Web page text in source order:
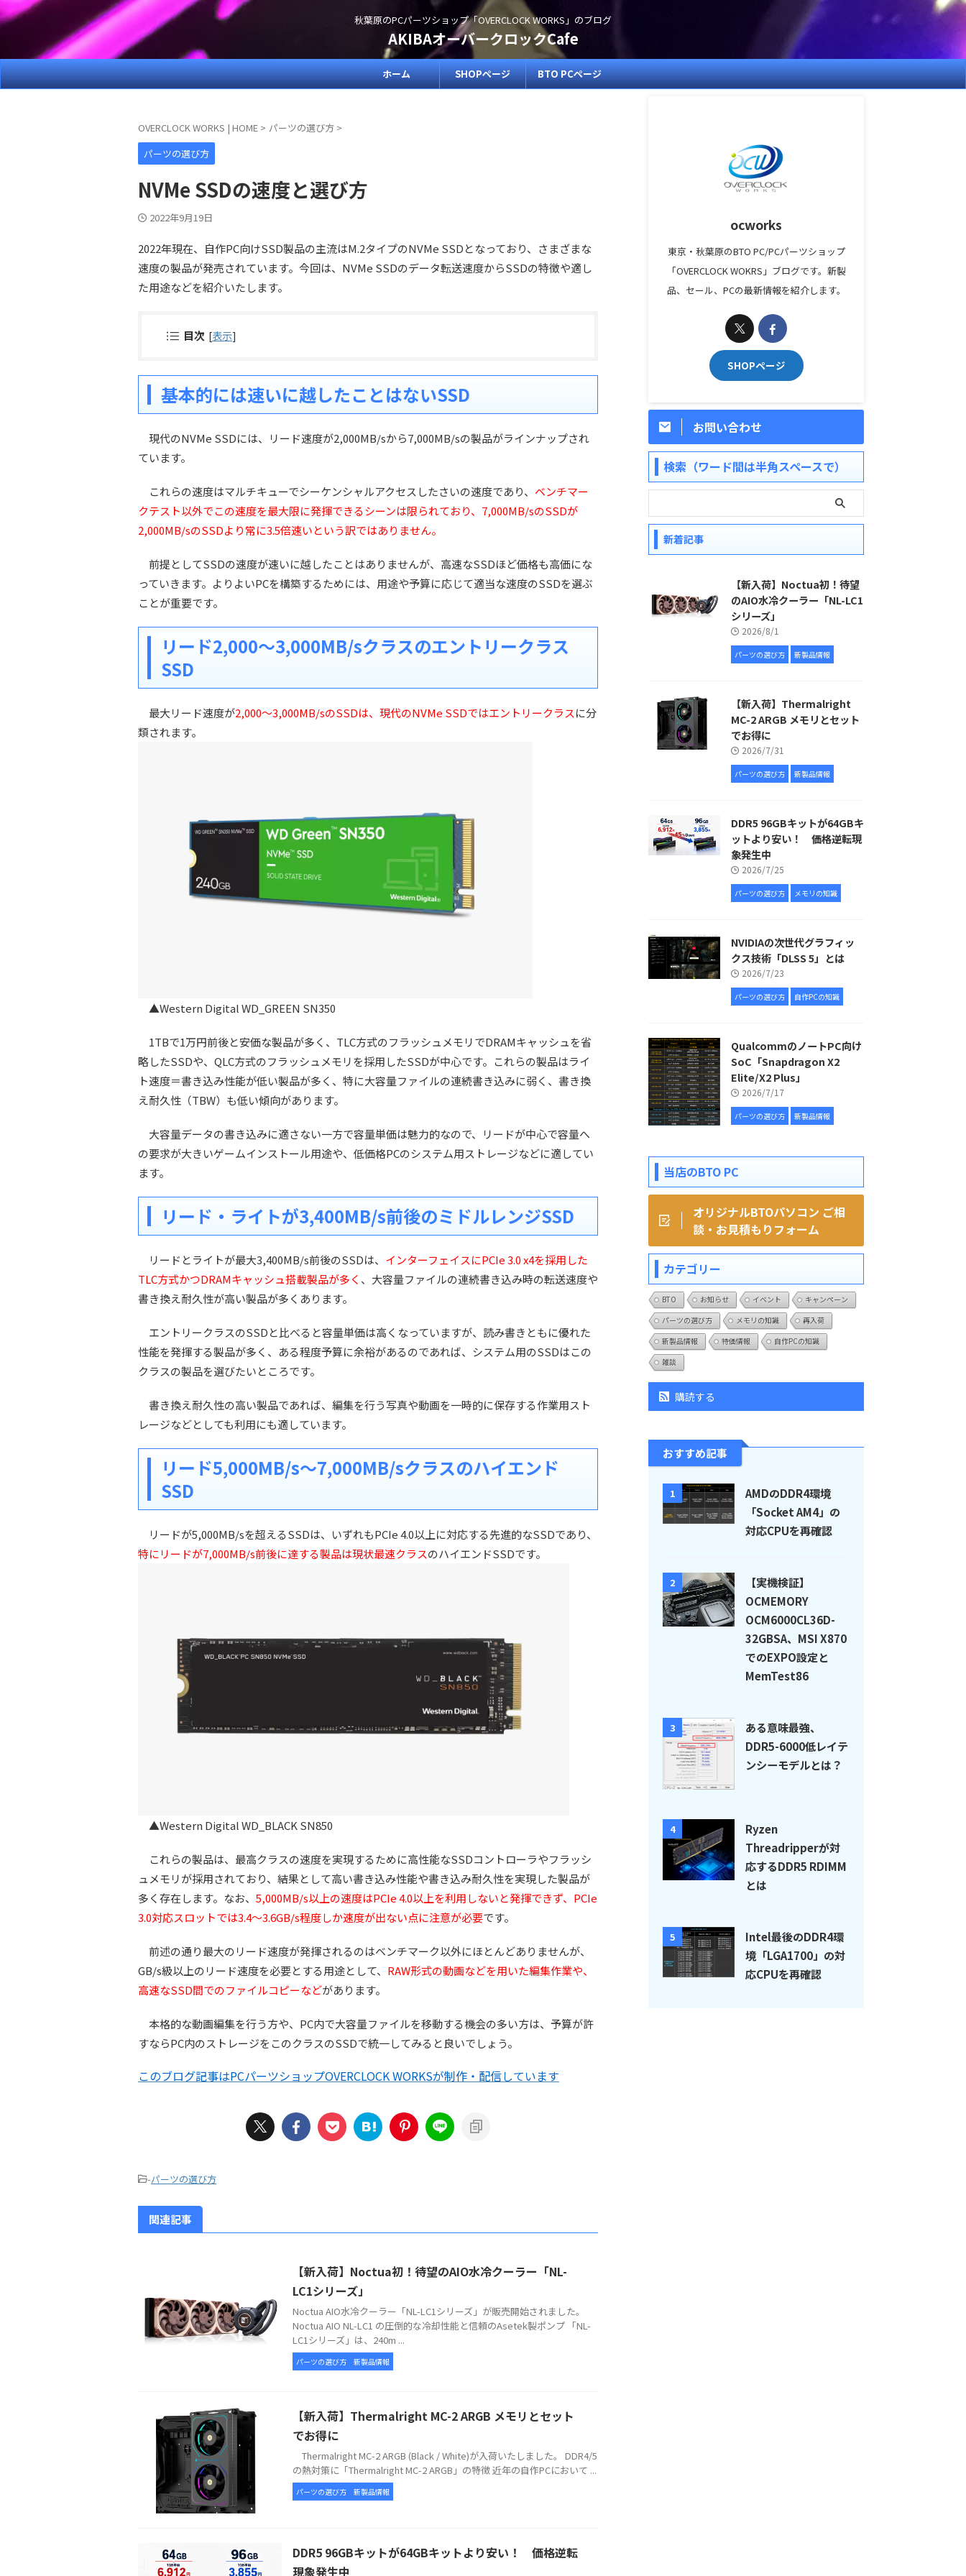
秋葉原のPCパーツショップ「OVERCLOCK WORKS」のブログ
AKIBAオーバークロックCafe
ホーム SHOPページ BTO PCページ
OVERCLOCK WORKS | HOME > パーツの選び方 >
パーツの選び方
NVMe SSDの速度と選び方
2022年9月19日
2022年現在、自作PC向けSSD製品の主流はM.2タイプのNVMe SSDとなっており、さまざまな
速度の製品が発売されています。今回は、NVMe SSDのデータ転送速度からSSDの特徴や適し
た用途などを紹介いたします。
目次 [表示]
基本的には速いに越したことはないSSD
現代のNVMe SSDには、リード速度が2,000MB/sから7,000MB/sの製品がラインナップされ
ています。
これらの速度はマルチキューでシーケンシャルアクセスしたさいの速度であり、 ベンチマー
クテスト以外でこの速度を最大限に発揮できるシーンは限られており、7,000MB/sのSSDが
2,000MB/sのSSDより常に3.5倍速いという訳ではありません。
前提としてSSDの速度が速いに越したことはありませんが、高速なSSDほど価格も高価にな
っていきます。よりよいPCを構築するためには、用途や予算に応じて適当な速度のSSDを選ぶ
ことが重要です。
リード2,000～3,000MB/sクラスのエントリークラス
SSD
最大リード速度が2,000～3,000MB/sのSSDは、現代のNVMe SSDではエントリークラスに分
類されます。
▲Western Digital WD_GREEN SN350
1TBで1万円前後と安価な製品が多く、TLC方式のフラッシュメモリでDRAMキャッシュを省
略したSSDや、QLC方式のフラッシュメモリを採用したSSDが中心です。これらの製品はライ
ト速度＝書き込み性能が低い製品が多く、特に大容量ファイルの連続書き込みに弱く、書き換
え耐久性（TBW）も低い傾向があります。
大容量データの書き込みに適さない一方で容量単価は魅力的なので、リードが中心で容量へ
の要求が大きいゲームインストール用途や、低価格PCのシステム用ストレージなどに適してい
ます。
リード・ライトが3,400MB/s前後のミドルレンジSSD
リードとライトが最大3,400MB/s前後のSSDは、 インターフェイスにPCIe 3.0 x4を採用した
TLC方式かつDRAMキャッシュ搭載製品が多く 、大容量ファイルの連続書き込み時の転送速度や
書き換え耐久性が高い製品が多くあります。
エントリークラスのSSDと比べると容量単価は高くなっていますが、読み書きともに優れた
性能を発揮する製品が多く、ある程度予算に余裕があるのであれば、システム用のSSDはこの
クラスの製品を選びたいところです。
書き換え耐久性の高い製品であれば、編集を行う写真や動画を一時的に保存する作業用スト
レージなどとしても利用にも適しています。
リード5,000MB/s～7,000MB/sクラスのハイエンド
SSD
リードが5,000MB/sを超えるSSDは、いずれもPCIe 4.0以上に対応する先進的なSSDであり、
特にリードが7,000MB/s前後に達する製品は現状最速クラスのハイエンドSSDです。
▲Western Digital WD_BLACK SN850
これらの製品は、最高クラスの速度を実現するために高性能なSSDコントローラやフラッシ
ュメモリが採用されており、結果として高い書き込み性能や書き込み耐久性を実現した製品が
多く存在します。なお、 5,000MB/s以上の速度はPCIe 4.0以上を利用しないと発揮できず、PCIe
3.0対応スロットでは3.4～3.6GB/s程度しか速度が出ない点に注意が必要です。
前述の通り最大のリード速度が発揮されるのはベンチマーク以外にほとんどありませんが、
GB/s級以上のリード速度を必要とする用途として、 RAW形式の動画などを用いた編集作業や、
高速なSSD間でのファイルコピーなどがあります。
本格的な動画編集を行う方や、PC内で大容量ファイルを移動する機会の多い方は、予算が許
すならPC内のストレージをこのクラスのSSDで統一してみると良いでしょう。
このブログ記事はPCパーツショップOVERCLOCK WORKSが制作・配信しています
-パーツの選び方
関連記事
【新入荷】Noctua初！待望のAIO水冷クーラー「NL-
LC1シリーズ」
Noctua AIO水冷クーラー「NL-LC1シリーズ」が販売開始されました。
Noctua AIO NL-LC1 の圧倒的な冷却性能と信頼のAsetek製ポンプ 「NL-
LC1シリーズ」は、240m ...
パーツの選び方 新製品情報
【新入荷】Thermalright MC-2 ARGB メモリとセット
でお得に
Thermalright MC-2 ARGB (Black / White)が入荷いたしました。 DDR4/5
の熱対策に「Thermalright MC-2 ARGB」の特徴 近年の自作PCにおいて ...
パーツの選び方 新製品情報
DDR5 96GBキットが64GBキットより安い！ 価格逆転
現象発生中
ocworks
東京・秋葉原のBTO PC/PCパーツショップ
「OVERCLOCK WOKRS」ブログです。新製
品、セール、PCの最新情報を紹介します。
SHOPページ
お問い合わせ
検索（ワード間は半角スペースで）
新着記事
【新入荷】Noctua初！待望
のAIO水冷クーラー「NL-LC1
シリーズ」
2026/8/1
パーツの選び方 新製品情報
【新入荷】Thermalright
MC-2 ARGB メモリとセット
でお得に
2026/7/31
パーツの選び方 新製品情報
DDR5 96GBキットが64GBキ
ットより安い！ 価格逆転現
象発生中
2026/7/25
パーツの選び方 メモリの知識
NVIDIAの次世代グラフィッ
クス技術「DLSS 5」とは
2026/7/23
パーツの選び方 自作PCの知識
QualcommのノートPC向け
SoC「Snapdragon X2
Elite/X2 Plus」
2026/7/17
パーツの選び方 新製品情報
当店のBTO PC
オリジナルBTOパソコン ご相
談・お見積もりフォーム
カテゴリー
BTO お知らせ イベント
キャンペーン
パーツの選び方
メモリの知識
再入荷
新製品情報
特価情報
自作PCの知識
雑談
購読する
おすすめ記事
1
AMDのDDR4環境
「Socket AM4」の
対応CPUを再確認
2
【実機検証】
OCMEMORY
OCM6000CL36D-
32GBSA、MSI X870
でのEXPO設定と
MemTest86
3
ある意味最強、
DDR5-6000低レイテ
ンシーモデルとは？
4
Ryzen
Threadripperが対
応するDDR5 RDIMM
とは
5
Intel最後のDDR4環
境「LGA1700」の対
応CPUを再確認